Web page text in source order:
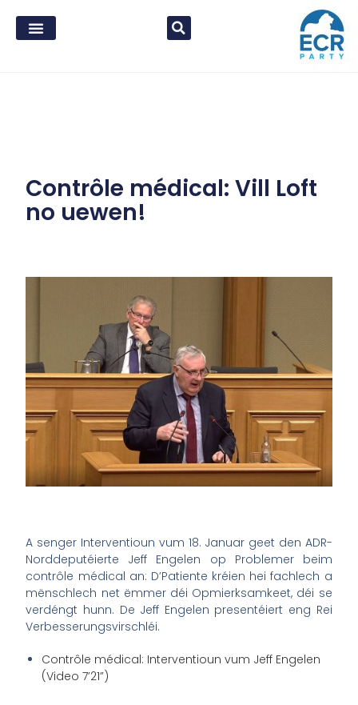
Contrôle médical: Vill Loft
no uewen!
A senger Interventioun vum 18. Januar geet den ADR-
Norddeputéierte Jeff Engelen op Problemer beim
contrôle médical an: D’Patiente kréien hei fachlech a
mënschlech net ëmmer déi Opmierksamkeet, déi se
verdéngt hunn. De Jeff Engelen presentéiert eng Rei
Verbesserungsvirschléi.
Contrôle médical: Interventioun vum Jeff Engelen
(Video 7’21”)